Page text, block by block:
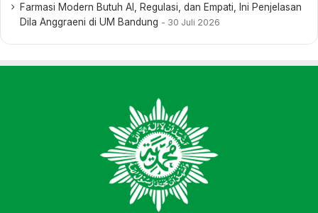
Farmasi Modern Butuh AI, Regulasi, dan Empati, Ini Penjelasan
Dila Anggraeni di UM Bandung
30 Juli 2026